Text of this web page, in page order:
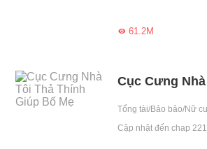
61.2M
Cập nhật đến chap 221